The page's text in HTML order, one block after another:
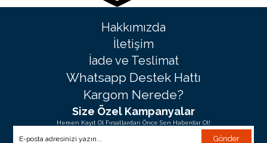
Hakkımızda
İletişim
İade ve Teslimat
Whatsapp Destek Hattı
Kargom Nerede?
Size Özel Kampanyalar
Hemen Kayıt Ol Fırsatlardan Önce Sen Haberdar Ol!
Gönder